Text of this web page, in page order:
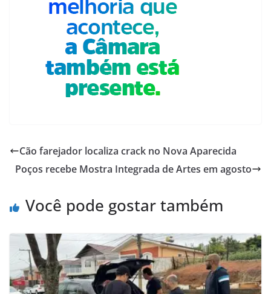
Cão farejador localiza crack no Nova Aparecida
Poços recebe Mostra Integrada de Artes em agosto
Você pode gostar também